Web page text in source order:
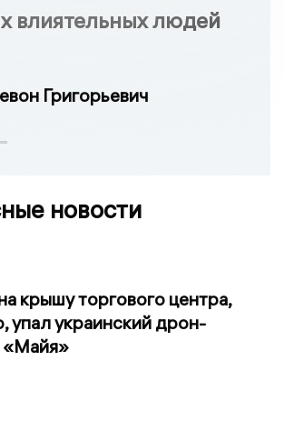
влиятельных людей
Григорьевич
новости
крышу торгового центра,
упал украинский дрон-
«Майя»